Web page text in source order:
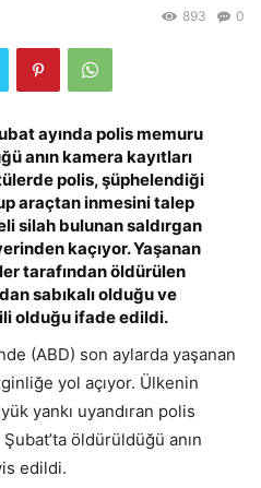
0
893
ayında polis memuru
anın kamera kayıtları
polis, şüphelendiği
araçtan inmesini talep
silah bulunan saldırgan
kaçıyor. Yaşanan
tarafından öldürülen
sabıkalı olduğu ve
olduğu ifade edildi.
(ABD) son aylarda yaşanan
yol açıyor. Ülkenin
yankı uyandıran polis
öldürüldüğü anın
edildi.